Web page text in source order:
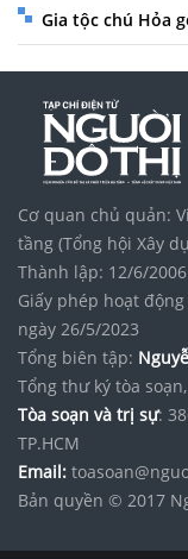
Gia tộc chú Hỏa
Cơ quan chủ quản:
tầng (Tổng hội Xây
Thành lập: 12/6/2006
Giấy phép hoạt động
ngày 26/5/2023
Tổng biên tập:
Tổng thư ký tòa
Tòa soạn và trị sự:
TP.HCM
Email:
Bản quyền © 2017